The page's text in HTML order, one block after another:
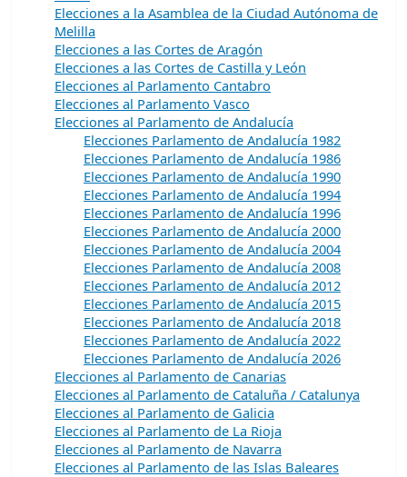
Elecciones a la Asamblea de la Ciudad Autónoma de
Melilla
Elecciones a las Cortes de Aragón
Elecciones a las Cortes de Castilla y León
Elecciones al Parlamento Cantabro
Elecciones al Parlamento Vasco
Elecciones al Parlamento de Andalucía
Elecciones Parlamento de Andalucía 1982
Elecciones Parlamento de Andalucía 1986
Elecciones Parlamento de Andalucía 1990
Elecciones Parlamento de Andalucía 1994
Elecciones Parlamento de Andalucía 1996
Elecciones Parlamento de Andalucía 2000
Elecciones Parlamento de Andalucía 2004
Elecciones Parlamento de Andalucía 2008
Elecciones Parlamento de Andalucía 2012
Elecciones Parlamento de Andalucía 2015
Elecciones Parlamento de Andalucía 2018
Elecciones Parlamento de Andalucía 2022
Elecciones Parlamento de Andalucía 2026
Elecciones al Parlamento de Canarias
Elecciones al Parlamento de Cataluña / Catalunya
Elecciones al Parlamento de Galicia
Elecciones al Parlamento de La Rioja
Elecciones al Parlamento de Navarra
Elecciones al Parlamento de las Islas Baleares